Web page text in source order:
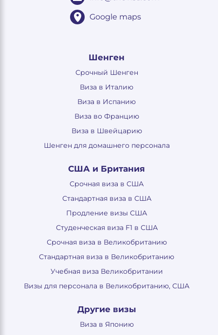
Google maps
Шенген
Срочный Шенген
Виза в Италию
Виза в Испанию
Виза во Францию
Виза в Швейцарию
Шенген для домашнего персонала
США и Британия
Срочная виза в США
Стандартная виза в США
Продление визы США
Студенческая виза F1 в США
Срочная виза в Великобританию
Стандартная виза в Великобританию
Учебная виза Великобритании
Визы для персонала в Великобританию, США
Другие визы
Виза в Японию